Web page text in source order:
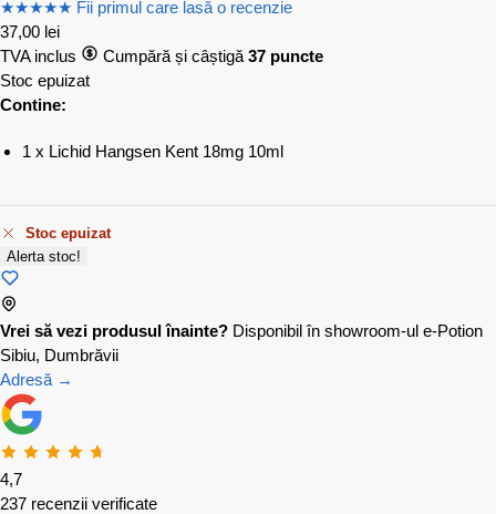
★★★★★ Fii primul care lasă o recenzie
37,00 lei
TVA inclus
Cumpără și câștigă 37 puncte
Stoc epuizat
Contine:
1 x Lichid Hangsen Kent 18mg 10ml
Stoc epuizat
Alerta stoc!
Vrei să vezi produsul înainte? Disponibil în showroom-ul e-Potion
Sibiu, Dumbrăvii
Adresă →
4,7
237 recenzii verificate